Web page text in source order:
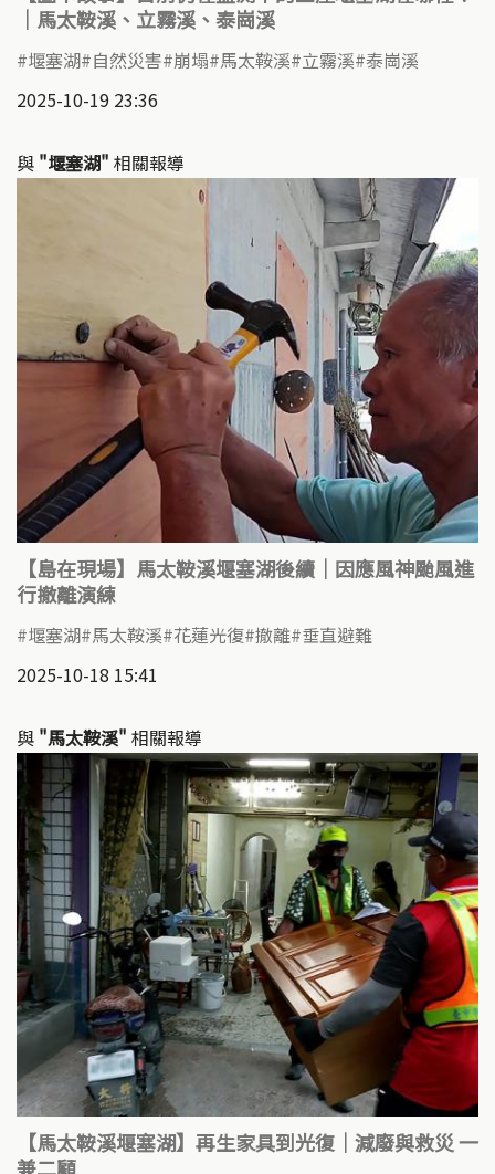
｜馬太鞍溪、立霧溪、泰崗溪
堰塞湖 自然災害 崩塌 馬太鞍溪 立霧溪 泰崗溪
2025-10-19 23:36
與 "堰塞湖" 相關報導
【島在現場】馬太鞍溪堰塞湖後續｜因應風神颱風進
行撤離演練
堰塞湖 馬太鞍溪 花蓮光復 撤離 垂直避難
2025-10-18 15:41
與 "馬太鞍溪" 相關報導
【馬太鞍溪堰塞湖】再生家具到光復｜減廢與救災 一
兼二顧